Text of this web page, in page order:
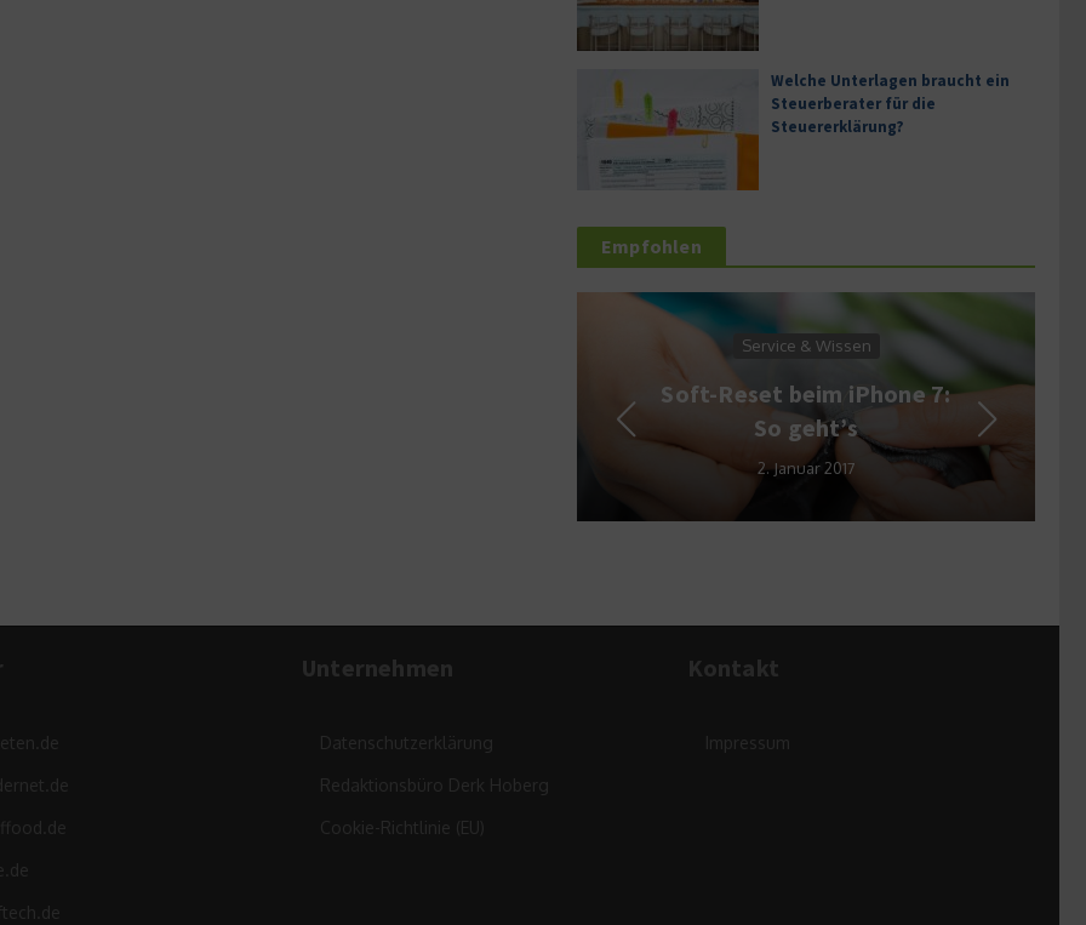
Welche Unterlagen braucht ein
Steuerberater für die
Steuererklärung?
Empfohlen
Service & Wissen
Soft-Reset beim iPhone 7:
So geht’s
Unternehmen
Datenschutzerklärung
Redaktionsbüro Derk Hoberg
Cookie-Richtlinie (EU)
Kontakt
Impressum